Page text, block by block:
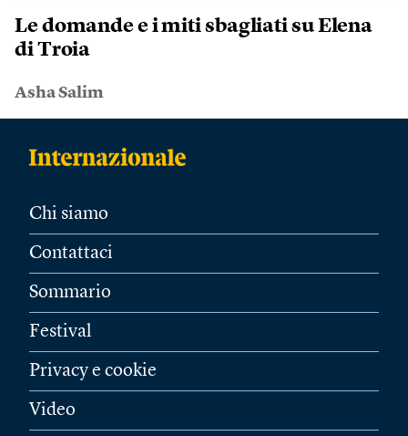
Le domande e i miti sbagliati su Elena
di Troia
Asha Salim
Chi siamo
Contattaci
Sommario
Festival
Privacy e cookie
Video